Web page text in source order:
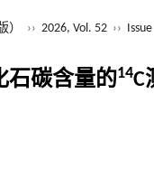
） ›› 2026, Vol. 52 ››
石碳含量的14C